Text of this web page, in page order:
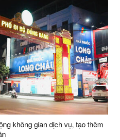
không gian dịch vụ, tạo thêm